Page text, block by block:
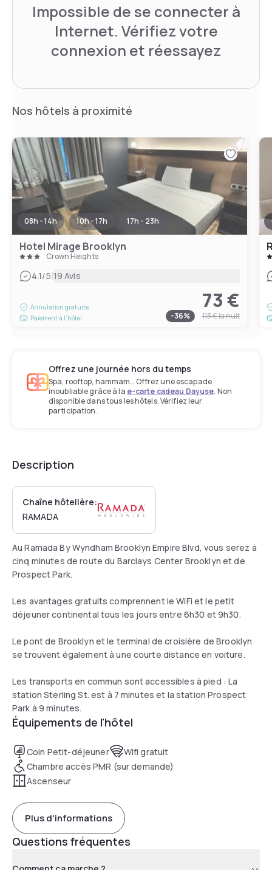
Impossible de se connecter à
Internet. Vérifiez votre
connexion et réessayez
Nos hôtels à proximité
08h - 14h 10h - 17h 17h - 23h
Hotel Mirage Brooklyn
Crown Heights
4.1/5|19 Avis
Annulation gratuite
Paiement à l'hôtel
73 €
-36% 113 €la nuit
Offrez une journée hors du temps
Spa, rooftop, hammam… Offrez une escapade
inoubliable grâce à la e-carte cadeau Dayuse. Non
disponible dans tous les hôtels. Vérifiez leur
participation.
Description
Chaîne hôtelière:
RAMADA
Au Ramada By Wyndham Brooklyn Empire Blvd, vous serez à
cinq minutes de route du Barclays Center Brooklyn et de
Prospect Park.
Les avantages gratuits comprennent le WiFi et le petit
déjeuner continental tous les jours entre 6h30 et 9h30.
Le pont de Brooklyn et le terminal de croisière de Brooklyn
se trouvent également à une courte distance en voiture.
Les transports en commun sont accessibles à pied : La
station Sterling St. est à 7 minutes et la station Prospect
Park à 9 minutes.
Équipements de l'hôtel
Coin Petit-déjeuner
Wifi gratuit
Chambre accès PMR (sur demande)
Ascenseur
Plus d'informations
Questions fréquentes